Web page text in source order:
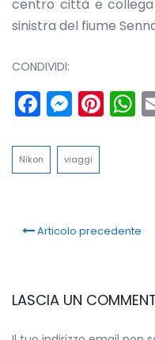
centro città e collega
sinistra del fiume
CONDIVIDI:
Nikon viaggi
Articolo precedente
LASCIA UN